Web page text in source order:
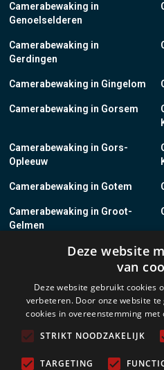
Camerabewaking in
Genoelselderen
Camerabewaking in
Gerdingen
Camerabewaking in Gingelom
Camerabewaking in Gorsem
Camerabewaking in Gors-
Opleeuw
Camerabewaking in Gotem
Camerabewaking in Groot-
Gelmen
Camerabewaking in Groot-
Camerabewaking in Grote-
Brogel
Camerabewaking in Grote-
Spouwen
Camerabewaking in Gruitrode
Deze website
van
Deze website gebruikt cookies
verbeteren. Door onze website
cookies in overeenstemming met
STRIKT NOODZAKELIJK
TARGETING